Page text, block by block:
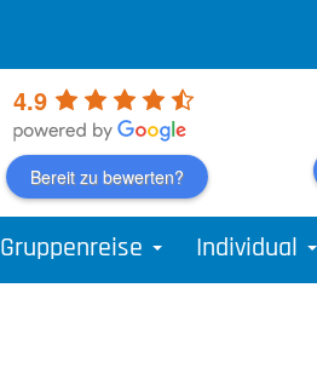
4.9
Bereit zu bewerten?
Gruppenreise Individual